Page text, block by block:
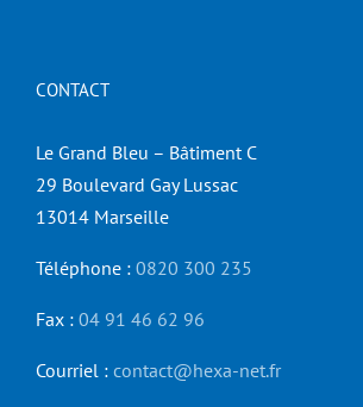
CONTACT
Le Grand Bleu – Bâtiment C
29 Boulevard Gay Lussac
13014 Marseille
Téléphone : 0820 300 235
Fax : 04 91 46 62 96
Courriel : contact@hexa-net.fr